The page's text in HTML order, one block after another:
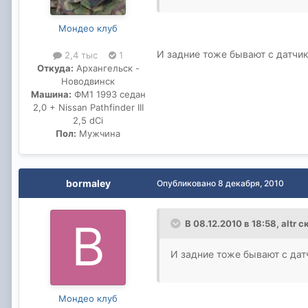
Мондео клуб
2,4 тыс
1
Откуда: Архангельск -
Новодвинск
Машина: ФМ1 1993 седан
2,0 + Nissan Pathfinder III
2,5 dCi
Пол: Мужчина
И задние тоже бывают с
bormaley
Мондео клуб
Опубликовано 8 декабря, 2010
В 08.12.2010 в 18:58, altr
И задние тоже бывают с